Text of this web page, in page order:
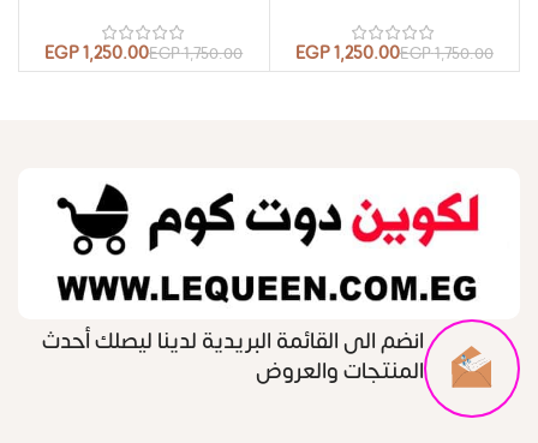
1,750.00
EGP
1,250.00
EGP
1,750.00
EGP
1,250.00
EGP
انضم الى القائمة البريدية لدينا ليصلك أحدث
المنتجات والعروض